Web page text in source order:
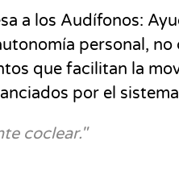
a los Audífonos:
personal,
que facilitan la
por el
coclear."